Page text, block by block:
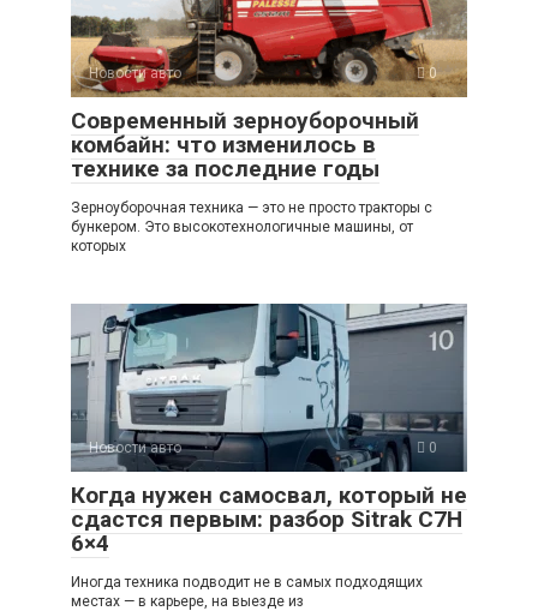
Новости авто 0
Современный зерноуборочный
комбайн: что изменилось в
технике за последние годы
Зерноуборочная техника — это не просто тракторы с
бункером. Это высокотехнологичные машины, от
которых
Новости авто 0
Когда нужен самосвал, который не
сдастся первым: разбор Sitrak C7H
6×4
Иногда техника подводит не в самых подходящих
местах — в карьере, на выезде из